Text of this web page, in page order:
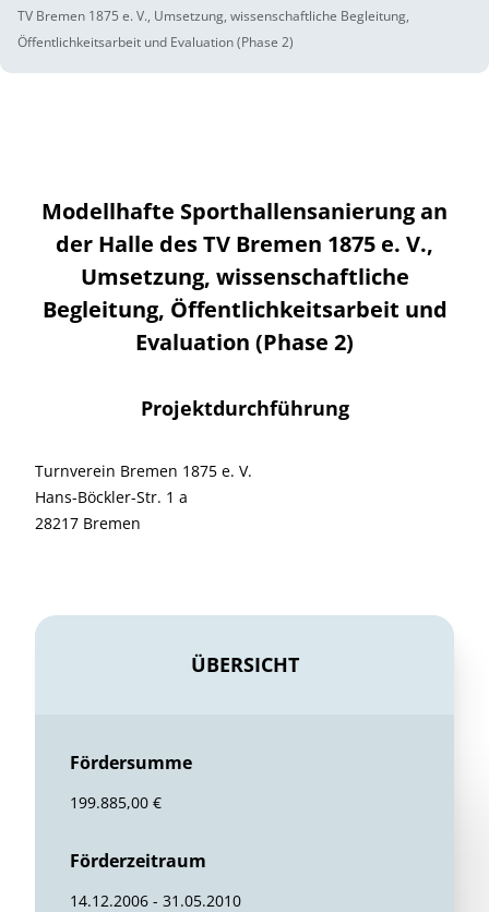
TV Bremen 1875 e. V., Umsetzung, wissenschaftliche Begleitung,
Öffentlichkeitsarbeit und Evaluation (Phase 2)
Modellhafte Sporthallensanierung an
der Halle des TV Bremen 1875 e. V.,
Umsetzung, wissenschaftliche
Begleitung, Öffentlichkeitsarbeit und
Evaluation (Phase 2)
Projektdurchführung
Turnverein Bremen 1875 e. V.
Hans-Böckler-Str. 1 a
28217 Bremen
ÜBERSICHT
Fördersumme
199.885,00 €
Förderzeitraum
14.12.2006 - 31.05.2010